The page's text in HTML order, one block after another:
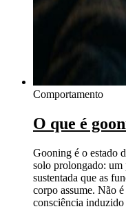
Comportamento
O que é
Gooning é o estado
solo prolongado: um
sustentada que as
corpo assume. Não
consciência